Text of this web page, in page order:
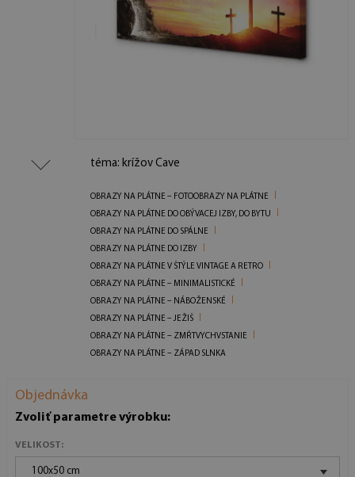
téma: krížov Cave
OBRAZY NA PLÁTNE – FOTOOBRAZY NA PLÁTNE
OBRAZY NA PLÁTNE DO OBÝVACEJ IZBY, DO BYTU
OBRAZY NA PLÁTNE DO SPÁLNE
OBRAZY NA PLÁTNE DO IZBY
OBRAZY NA PLÁTNE V ŠTÝLE VINTAGE A RETRO
OBRAZY NA PLÁTNE – MINIMALISTICKÉ
OBRAZY NA PLÁTNE – NÁBOŽENSKÉ
OBRAZY NA PLÁTNE – JEŽIŠ
OBRAZY NA PLÁTNE – ZMŔTVYCHVSTANIE
OBRAZY NA PLÁTNE – ZÁPAD SLNKA
Objednávka
Zvoliť parametre výrobku:
VELIKOST:
100x50 cm